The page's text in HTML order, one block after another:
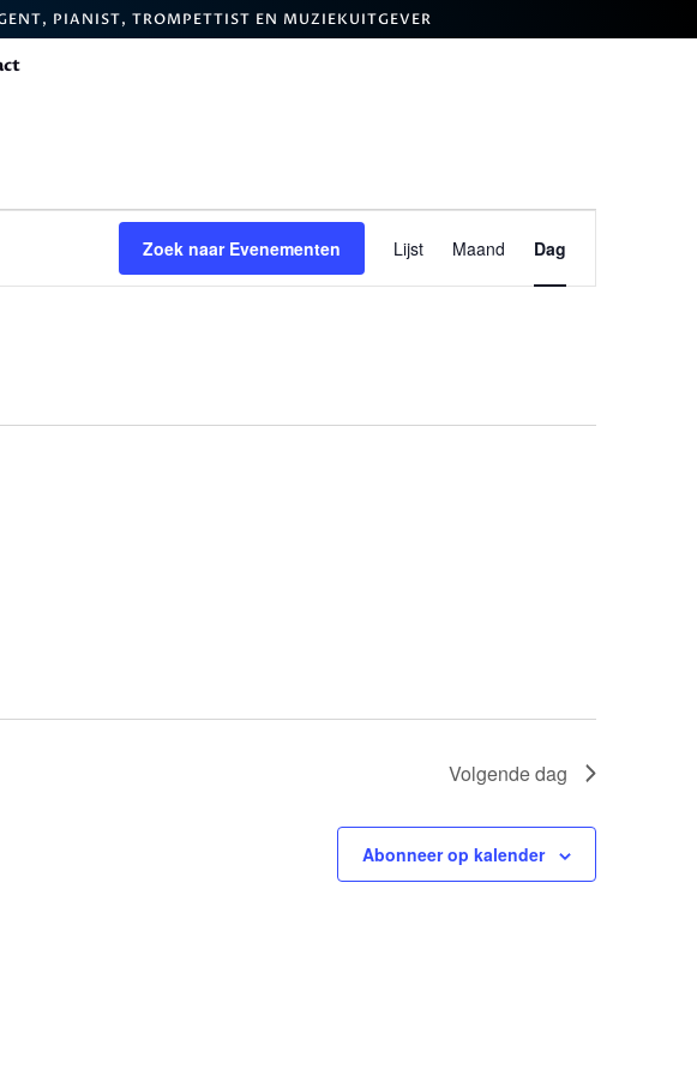
PIANIST, TROMPETTIST EN MUZIEKUITGEVER
Zoek naar Evenementen
weergaven
Lijst Maand Dag
Volgende dag
Abonneer op kalender